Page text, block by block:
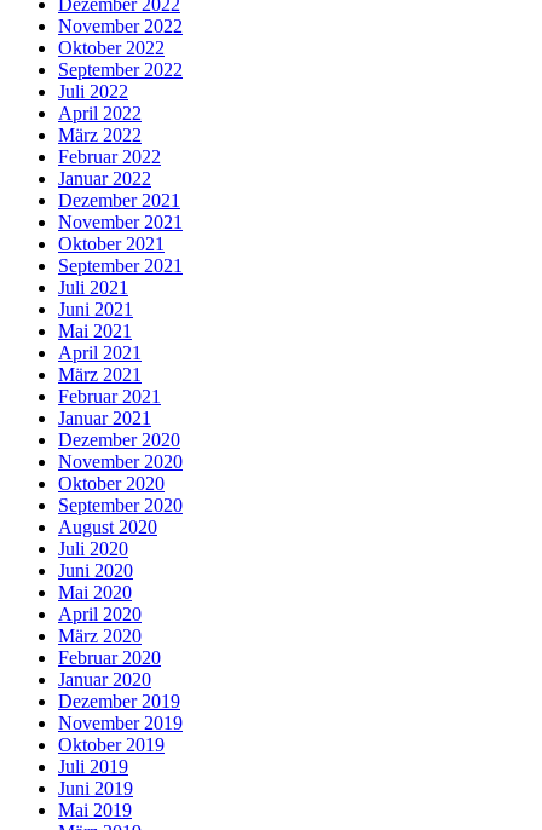
November 2022
Oktober 2022
September 2022
Juli 2022
April 2022
März 2022
Februar 2022
Januar 2022
Dezember 2021
November 2021
Oktober 2021
September 2021
Juli 2021
Juni 2021
Mai 2021
April 2021
März 2021
Februar 2021
Januar 2021
Dezember 2020
November 2020
Oktober 2020
September 2020
August 2020
Juli 2020
Juni 2020
Mai 2020
April 2020
März 2020
Februar 2020
Januar 2020
Dezember 2019
November 2019
Oktober 2019
Juli 2019
Juni 2019
Mai 2019